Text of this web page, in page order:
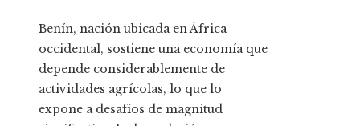
Benín, nación ubicada en África
occidental, sostiene una economía que
depende considerablemente de
actividades agrícolas, lo que lo
expone a desafíos de magnitud